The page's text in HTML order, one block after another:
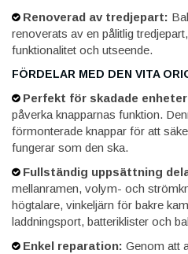
Renoverad av tredjepart:
renoverats av en pålitlig
funktionalitet och utseende.
FÖRDELAR MED DEN VITA
Perfekt för skadade
påverka knapparnas funktion.
förmonterade knappar för att
fungerar som den ska.
Fullständig uppsättning
mellanramen, volym- och
högtalare, vinkeljärn för bakre
laddningsport, batteriklister och
Enkel reparation: Genom att